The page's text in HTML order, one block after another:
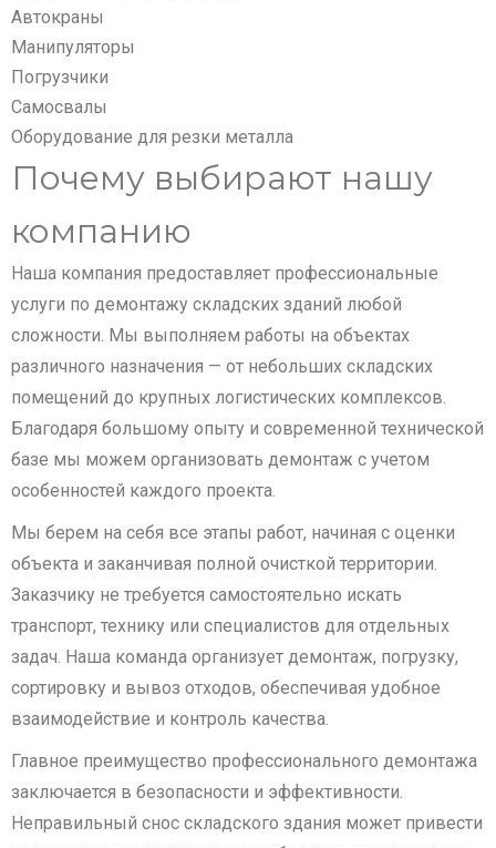
Автокраны
Манипуляторы
Погрузчики
Самосвалы
Оборудование для резки металла
Почему выбирают нашу
компанию
Наша компания предоставляет профессиональные
услуги по демонтажу складских зданий любой
сложности. Мы выполняем работы на объектах
различного назначения — от небольших складских
помещений до крупных логистических комплексов.
Благодаря большому опыту и современной технической
базе мы можем организовать демонтаж с учетом
особенностей каждого проекта.
Мы берем на себя все этапы работ, начиная с оценки
объекта и заканчивая полной очисткой территории.
Заказчику не требуется самостоятельно искать
транспорт, технику или специалистов для отдельных
задач. Наша команда организует демонтаж, погрузку,
сортировку и вывоз отходов, обеспечивая удобное
взаимодействие и контроль качества.
Главное преимущество профессионального демонтажа
заключается в безопасности и эффективности.
Неправильный снос складского здания может привести